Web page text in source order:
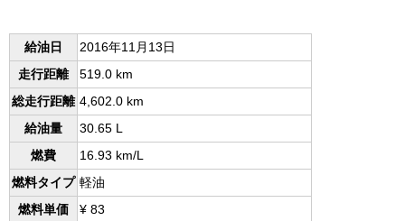
給油日
2016年11月13日
走行距離
519.0 km
総走行距離 4,602.0 km
給油量
30.65 L
燃費
16.93 km/L
燃料タイプ 軽油
燃料単価
¥ 83